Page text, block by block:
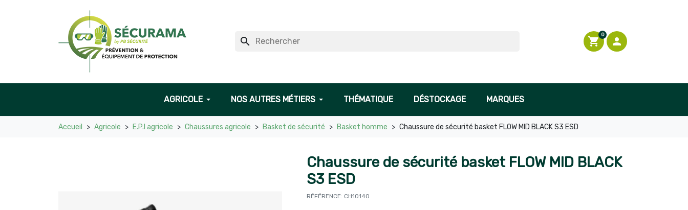
search shopping_cart
0

Connexion
AGRICOLE NOS AUTRES MÉTIERS THÉMATIQUE DÉSTOCKAGE MARQUES
Accueil Agricole E.P.I agricole Chaussures agricole Basket de sécurité Basket homme Chaussure de sécurité basket FLOW MID BLACK S3 ESD
Chaussure de sécurité basket FLOW MID BLACK
S3 ESD
RÉFÉRENCE: CH10140